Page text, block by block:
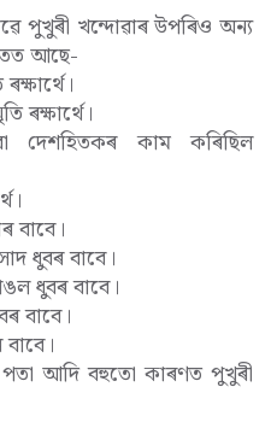
পুখুৰী খন্দোৱাৰ উপৰিও অন্য
আছে-
ৰক্ষাৰ্থে।
দেশহিতকৰ কাম কৰিছিল
বাবে।
ধুবৰ বাবে।
ধুবৰ বাবে।
বাবে।
আদি বহুতো কাৰণত পুখুৰী